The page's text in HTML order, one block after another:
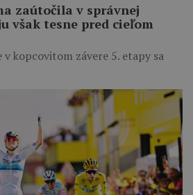
zaútočila v správnej
však tesne pred cieľom
kopcovitom závere 5. etapy sa